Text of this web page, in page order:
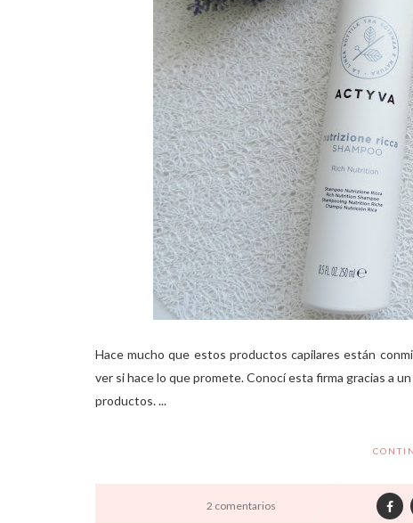
Hace mucho que estos productos capilares están
ver si hace lo que promete. Conocí esta firma gracias a
productos. ...
2 comentarios